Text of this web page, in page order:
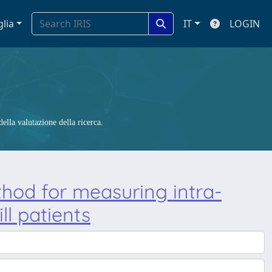
IT LOGIN
valutazione della ricerca.
for measuring intra-
patients